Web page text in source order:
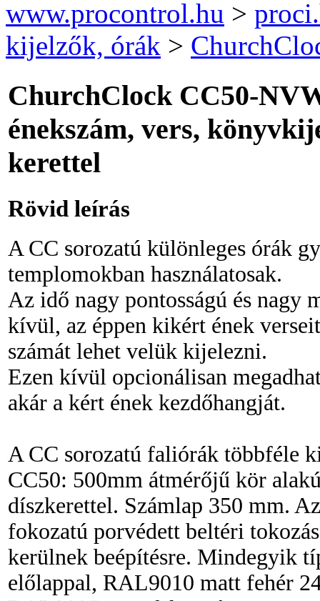
www.procontrol.hu >
kijelzők, órák >
ChurchClock CC50-
énekszám, vers,
kerettel
Rövid leírás
A CC sorozatú különleges órák
templomokban használatosak.
Az idő nagy pontosságú és nagy
kívül, az éppen kikért ének
számát lehet velük kijelezni.
Ezen kívül opcionálisan
akár a kért ének kezdőhangját.
A CC sorozatú faliórák többféle
CC50: 500mm átmérőjű kör
díszkerettel. Számlap 350 mm.
fokozatú porvédett beltéri
kerülnek beépítésre. Mindegyik
előlappal, RAL9010 matt fehér